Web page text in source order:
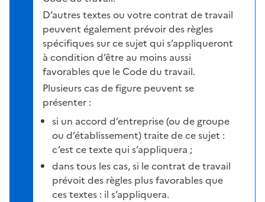
D’autres textes ou votre contrat de travail
peuvent également prévoir des règles
spécifiques sur ce sujet qui s’appliqueront
à condition d’être au moins aussi
favorables que le Code du travail.
Plusieurs cas de figure peuvent se
présenter :
si un accord d’entreprise (ou de groupe
ou d’établissement) traite de ce sujet :
c’est ce texte qui s’appliquera ;
dans tous les cas, si le contrat de travail
prévoit des règles plus favorables que
ces textes : il s’appliquera.